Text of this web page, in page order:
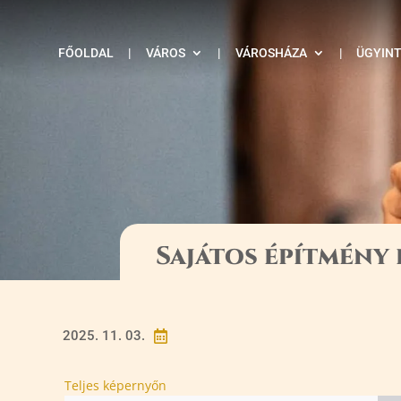
FŐOLDAL | VÁROS | VÁROSHÁZA |
Sajátos

2025. 11. 03.
Teljes képernyőn